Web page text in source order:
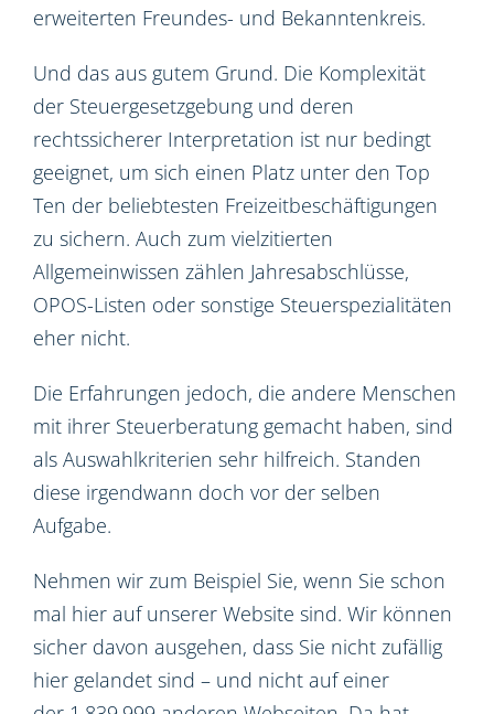
erweiterten Freundes- und Bekanntenkreis.
Und das aus gutem Grund. Die Komplexität
der Steuergesetzgebung und deren
rechtssicherer Interpretation ist nur bedingt
geeignet, um sich einen Platz unter den Top
Ten der beliebtesten Freizeitbeschäftigungen
zu sichern. Auch zum vielzitierten
Allgemeinwissen zählen Jahresabschlüsse,
OPOS-Listen oder sonstige Steuerspezialitäten
eher nicht.
Die Erfahrungen jedoch, die andere Menschen
mit ihrer Steuerberatung gemacht haben, sind
als Auswahlkriterien sehr hilfreich. Standen
diese irgendwann doch vor der selben
Aufgabe.
Nehmen wir zum Beispiel Sie, wenn Sie schon
mal hier auf unserer Website sind. Wir können
sicher davon ausgehen, dass Sie nicht zufällig
hier gelandet sind – und nicht auf einer